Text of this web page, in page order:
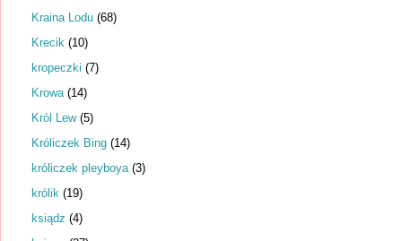
Kraina Lodu (68)
Krecik (10)
kropeczki (7)
Krowa (14)
Król Lew (5)
Króliczek Bing (14)
króliczek pleyboya (3)
królik (19)
ksiądz (4)